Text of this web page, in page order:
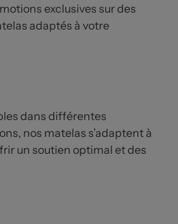
exclusives sur des
adaptés à votre
dans différentes
nos matelas s’adaptent à
un soutien optimal et des